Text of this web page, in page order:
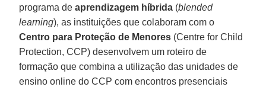
programa deaprendizagem híbrida (blended
learning), as instituições que colaboram com o
Centro para Proteção de Menores (Centre for Child
Protection, CCP) desenvolvem um roteiro de
formação que combina a utilização das unidades de
ensino online do CCP com encontros presenciais